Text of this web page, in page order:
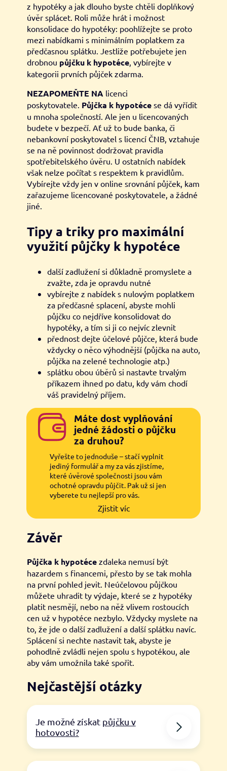
z hypotéky a jak dlouho byste chtěli doplňkový
úvěr splácet. Roli může hrát i možnost
konsolidace do hypotéky: poohlížejte se proto
mezi nabídkami s minimálním poplatkem za
předčasnou splátku. Jestliže potřebujete jen
drobnou půjčku k hypotéce, vybírejte v
kategorii prvních půjček zdarma.
NEZAPOMEŇTE NA licenci
poskytovatele. Půjčka k hypotéce se dá vyřídit
u mnoha společností. Ale jen u licencovaných
budete v bezpečí. Ať už to bude banka, či
nebankovní poskytovatel s licencí ČNB, vztahuje
se na ně povinnost dodržovat pravidla
spotřebitelského úvěru. U ostatních nabídek
však nelze počítat s respektem k pravidlům.
Vybírejte vždy jen v online srovnání půjček, kam
zařazujeme licencované poskytovatele, a žádné
jiné.
Tipy a triky pro maximální
využití půjčky k hypotéce
další zadlužení si důkladně promyslete a
zvažte, zda je opravdu nutné
vybírejte z nabídek s nulovým poplatkem
za předčasné splacení, abyste mohli
půjčku co nejdříve konsolidovat do
hypotéky, a tím si ji co nejvíc zlevnit
přednost dejte účelové půjčce, která bude
vždycky o něco výhodnější (půjčka na auto,
půjčka na zelené technologie atp.)
splátku obou úběrů si nastavte trvalým
příkazem ihned po datu, kdy vám chodí
váš pravidelný příjem.
Máte dost vyplňování
jedné žádosti o půjčku
za druhou?
Vyřešte to jednoduše – stačí vyplnit
jediný formulář a my za vás zjistíme,
které úvěrové společnosti jsou vám
ochotné opravdu půjčit. Pak už si jen
vyberete tu nejlepší pro vás.
Zjistit víc
Závěr
Půjčka k hypotéce zdaleka nemusí být
hazardem s financemi, přesto by se tak mohla
na první pohled jevit. Neúčelovou půjčkou
můžete uhradit ty výdaje, které se z hypotéky
platit nesmějí, nebo na něž vlivem rostoucích
cen už v hypotéce nezbylo. Vždycky myslete na
to, že jde o další zadlužení a další splátku navíc.
Splácení si nechte nastavit tak, abyste je
pohodlně zvládli nejen spolu s hypotékou, ale
aby vám umožnila také spořit.
Nejčastější otázky
Je možné získat půjčku v
hotovosti?